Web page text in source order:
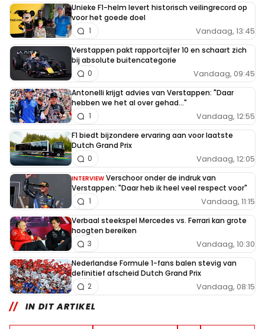
Unieke F1-helm levert historisch veilingrecord op
voor het goede doel
Vandaag, 13:45
1
Verstappen pakt rapportcijfer 10 en schaart zich
bij absolute buitencategorie
Vandaag, 09:45
0
Antonelli krijgt advies van Verstappen: "Daar
hebben we het al over gehad..."
Vandaag, 12:55
1
F1 biedt bijzondere ervaring aan voor laatste
Dutch Grand Prix
Vandaag, 12:05
0
INTERVIEW Verschoor onder de indruk van
Verstappen: "Daar heb ik heel veel respect voor"
Vandaag, 11:15
1
Verbaal steekspel Mercedes vs. Ferrari kan grote
hoogten bereiken
Vandaag, 10:30
3
Nederlandse Formule 1-fans balen stevig van
definitief afscheid Dutch Grand Prix
Vandaag, 08:15
2
IN DIT ARTIKEL